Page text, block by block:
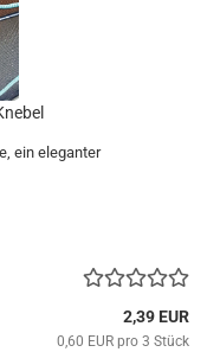
ein eleganter
2,39 EUR
0,60 EUR pro 3 Stück